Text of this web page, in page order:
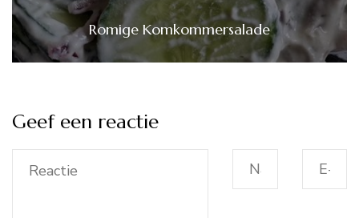
Romige Komkommersalade
Geef een reactie